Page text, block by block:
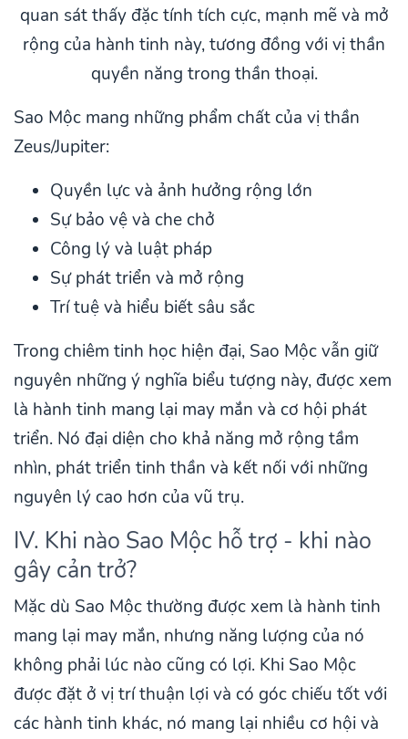
quan sát thấy đặc tính tích cực, mạnh mẽ và mở
rộng của hành tinh này, tương đồng với vị thần
quyền năng trong thần thoại.
Sao Mộc mang những phẩm chất của vị thần
Zeus/Jupiter:
Quyền lực và ảnh hưởng rộng lớn
Sự bảo vệ và che chở
Công lý và luật pháp
Sự phát triển và mở rộng
Trí tuệ và hiểu biết sâu sắc
Trong chiêm tinh học hiện đại, Sao Mộc vẫn giữ
nguyên những ý nghĩa biểu tượng này, được xem
là hành tinh mang lại may mắn và cơ hội phát
triển. Nó đại diện cho khả năng mở rộng tầm
nhìn, phát triển tinh thần và kết nối với những
nguyên lý cao hơn của vũ trụ.
IV. Khi nào Sao Mộc hỗ trợ - khi nào
gây cản trở?
Mặc dù Sao Mộc thường được xem là hành tinh
mang lại may mắn, nhưng năng lượng của nó
không phải lúc nào cũng có lợi. Khi Sao Mộc
được đặt ở vị trí thuận lợi và có góc chiếu tốt với
các hành tinh khác, nó mang lại nhiều cơ hội và